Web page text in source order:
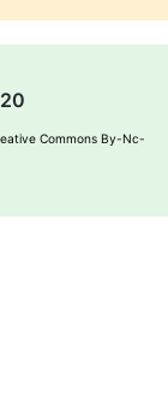
Commons By-Nc-